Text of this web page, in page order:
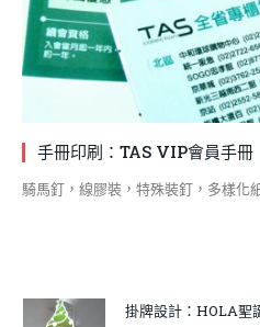
手冊印刷：TAS VIP會員手冊
騎馬釘，線膠裝，特殊裝釘，多樣化
掛牌設計：HOLA聖